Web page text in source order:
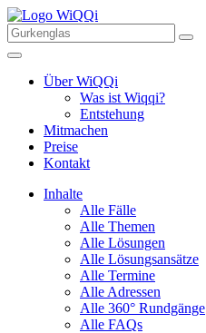
Über WiQQi
Was ist Wiqqi?
Entstehung
Mitmachen
Preise
Kontakt
Inhalte
Alle Fälle
Alle Themen
Alle Lösungen
Alle Lösungsansätze
Alle Termine
Alle Adressen
Alle 360° Rundgänge
Alle FAQs